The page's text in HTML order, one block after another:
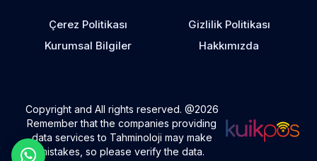
Çerez Politikası
Gizlilik Politikası
Kurumsal Bilgiler
Hakkımızda
Copyright and All rights reserved. @2026
Remember that the companies providing
data services to Tahminoloji may make
mistakes, so please verify the data.